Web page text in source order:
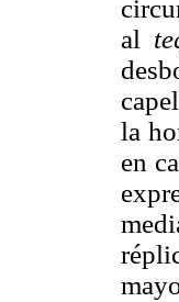
al
la
en